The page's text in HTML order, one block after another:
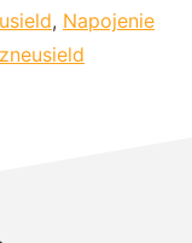
, Napojenie